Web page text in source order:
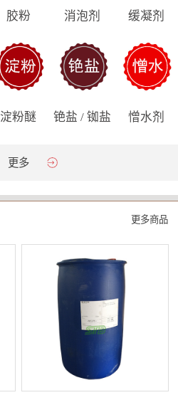
胶粉 消泡剂 缓凝剂
淀粉醚 铯盐 / 铷盐 憎水剂
更多
更多商品